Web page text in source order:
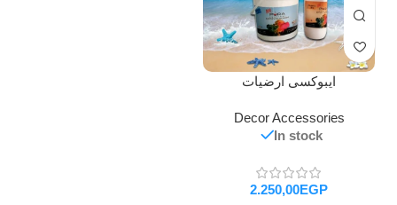
ايبوكسى ارضيات
Decor Accessories
In stock
EGP